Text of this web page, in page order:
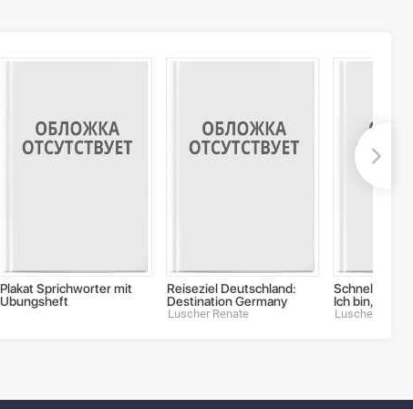
Plakat Sprichworter mit
Ubungsheft
Reiseziel Deutschland:
Destination Germany
Luscher Renate
Schnelltrainer
Ich bin, du
Luscher Renate